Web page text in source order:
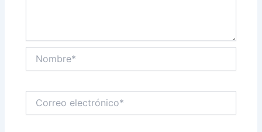
electrónico*